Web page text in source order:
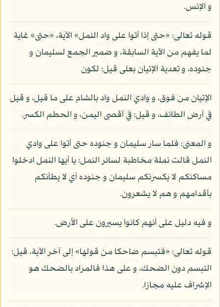
و الإنس.
قوله تعالى: «حتى إذا أتوا على واد النمل» الآية، «حتى» غاية
لما يفهم من الآية السابقة، و ضمير الجمع لسليمان و
جنوده، و تعدية الإتيان بعلى قيل: لكون
الإتيان من فوق، و وادي النمل واد بالشام على ما قيل، و قيل
في أرض الطائف، و قيل: في أقصى اليمن، و الحطم الكسر.
و المعنى: فلما سار سليمان و جنوده حتى أتوا على وادي
النمل قالت نملة مخاطبة لسائر النمل: يا أيها النمل ادخلوا
مساكنكم لا يكسرنكم سليمان و جنوده أي لا يطأنكم
بأقدامهم و هم لا يشعرون.
و فيه دليل على أنهم كانوا يسيرون على الأرض.
قوله تعالى: «فتبسم ضاحكا من قولها» إلى آخر الآية، قيل:
التبسم دون الضحك، و على هذا فالمراد بالضحك هو
الإشراف عليه مجازا.